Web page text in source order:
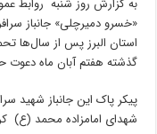
به گزارش روز شنبه روابط
استان البرز پس از سال‌ها
گذشته هفتم آبان ماه دعوت
شهدای امامزاده محمد (ع)